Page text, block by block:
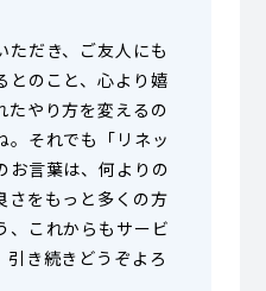
ただき、ご友人にも
とのこと、心より嬉
たやり方を変えるの
。それでも「リネッ
お言葉は、何よりの
さをもっと多くの方
、これからもサービ
引き続きどうぞよろ